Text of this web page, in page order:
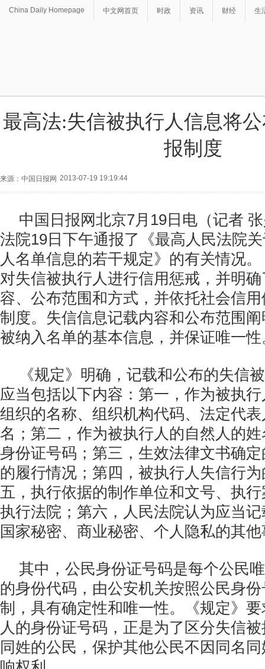
China Daily Homepage 中文网首页 时政 资讯 财经 生
最高法:失信被执行人信息将
报制度
来源：中国日报网 2013-07-19 19:19:44
中国日报网北京7月19日电（记者
法院19日下午通报了《最高人民法院
人名单信息的若干规定》的有关情况
对失信被执行人进行信用惩戒，并明
容、公布范围和方式，并依托社会信
制度。失信信息记载内容和公布范围
被纳入名单的基本信息，并保证唯一性
《规定》明确，记载和公布的失信
应当包括以下内容：第一，作为被执
组织的名称、组织机构代码、法定代
名；第二，作为被执行人的自然人的
身份证号码；第三，生效法律文书确
的履行情况；第四，被执行人失信行
五，执行依据的制作单位和文号、执
执行法院；第六，人民法院认为应当
国家秘密、商业秘密、个人隐私的其
其中，公民身份证号码是每个公民
的身份代码，由公安机关按照公民身
制，具有确定性和唯一性。《规定》
人的身份证号码，正是为了区分失信
同姓的公民，保护其他公民不因同名